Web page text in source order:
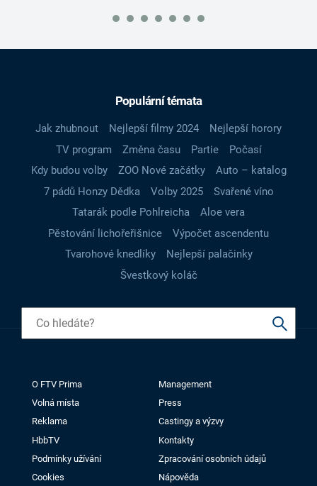
Populární témata
Jak zhubnout Nejlepší filmy 2024
Nejlepší horory
TV program
Změna času Partie
Počasí
Kdy budou volby
ZOO Nové začátky
Auto – katalog
7 pádů Honzy Dědka
Volby 2025
Svařené víno
Tatarák podle Pohlreicha
Aloe vera
Pěstování lichořeřišnice
Výpočet ascendentu
Tvarohové knedlíky
Nejlepší palačinky
Švestkový koláč
O FTV Prima
Management
Volná místa
Press
Reklama
Castingy a výzvy
HbbTV
Kontakty
Podmínky užívání
Zpracování osobních údajů
Cookies
Nápověda